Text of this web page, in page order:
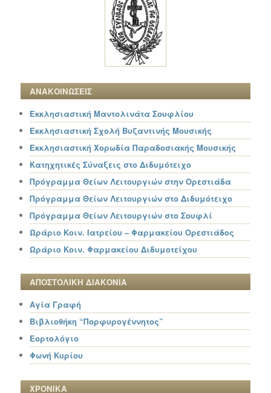
ΑΝΑΚΟΙΝΩΣΕΙΣ
Εκκλησιαστική Μαντολινάτα Σουφλίου
Εκκλησιαστική Σχολή Βυζαντινής Μουσικής
Εκκλησιαστική Χορωδία Παραδοσιακής Μουσικής
Κατηχητικές Σύναξεις στο Διδυμότειχο
Πρόγραμμα Θείων Λειτουργιών στην Ορεστιάδα
Πρόγραμμα Θείων Λειτουργιών στο Διδυμότειχο
Πρόγραμμα Θείων Λειτουργιών στο Σουφλί
Ωράριο Κοιν. Ιατρείου – Φαρμακείου Ορεστιάδος
Ωράριο Κοιν. Φαρμακείου Διδυμοτείχου
ΑΠΟΣΤΟΛΙΚΗ ΔΙΑΚΟΝΙΑ
Αγία Γραφή
Βιβλιοθήκη “Πορφυρογέννητος”
Εορτολόγιο
Φωνή Κυρίου
ΧΡΟΝΙΚΑ